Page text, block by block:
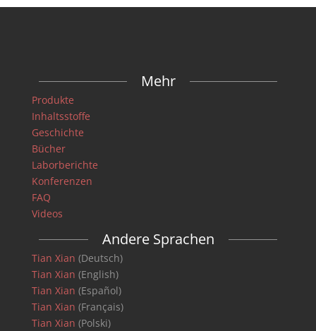
Mehr
Produkte
Inhaltsstoffe
Geschichte
Bücher
Laborberichte
Konferenzen
FAQ
Videos
Andere Sprachen
Tian Xian (Deutsch)
Tian Xian (English)
Tian Xian (Español)
Tian Xian (Français)
Tian Xian (Polski)